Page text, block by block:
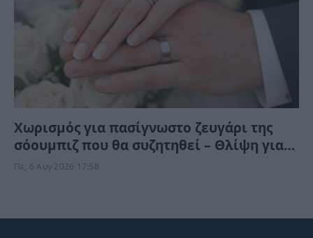
Χωρισμός για πασίγνωστο ζευγάρι της
σόουμπιζ που θα συζητηθεί – Θλίψη για
την κόρη ευρωβουλευτή
Πε, 6 Αυγ 2026 17:58